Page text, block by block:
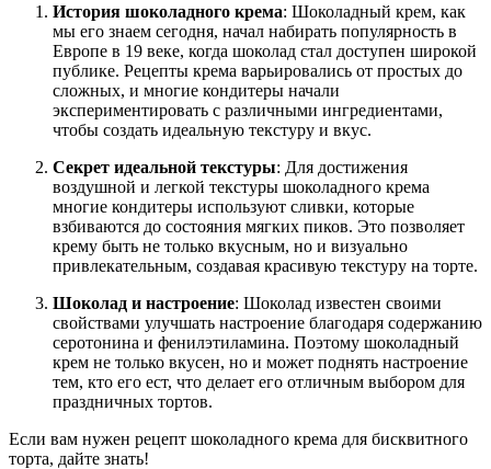
История шоколадного крема: Шоколадный крем, как
мы его знаем сегодня, начал набирать популярность в
Европе в 19 веке, когда шоколад стал доступен широкой
публике. Рецепты крема варьировались от простых до
сложных, и многие кондитеры начали
экспериментировать с различными ингредиентами,
чтобы создать идеальную текстуру и вкус.
Секрет идеальной текстуры: Для достижения
воздушной и легкой текстуры шоколадного крема
многие кондитеры используют сливки, которые
взбиваются до состояния мягких пиков. Это позволяет
крему быть не только вкусным, но и визуально
привлекательным, создавая красивую текстуру на торте.
Шоколад и настроение: Шоколад известен своими
свойствами улучшать настроение благодаря содержанию
серотонина и фенилэтиламина. Поэтому шоколадный
крем не только вкусен, но и может поднять настроение
тем, кто его ест, что делает его отличным выбором для
праздничных тортов.
Если вам нужен рецепт шоколадного крема для бисквитного
торта, дайте знать!